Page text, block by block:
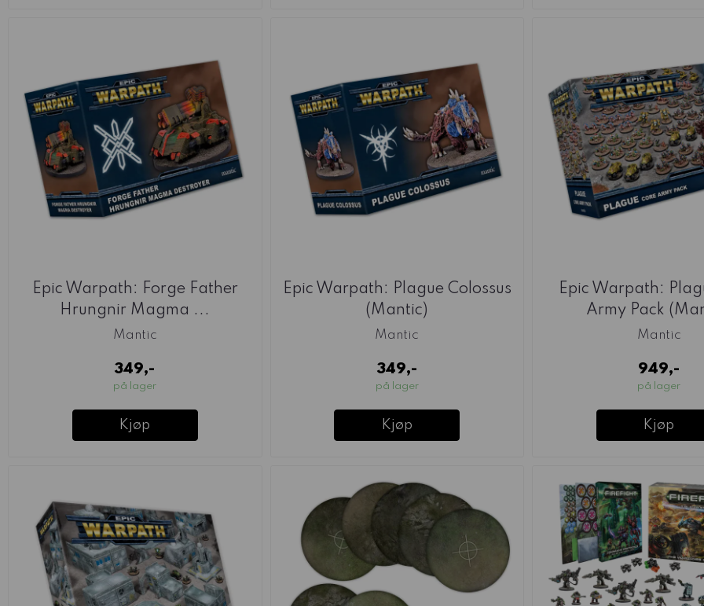
Epic Warpath: Forge Father
Hrungnir Magma ...
Mantic
349,-
på lager
Kjøp
Epic Warpath: Plague Colossus
(Mantic)
Mantic
349,-
på lager
Kjøp
Epic Warpath:
Army Pack
Mantic
949,-
på lager
Kjøp